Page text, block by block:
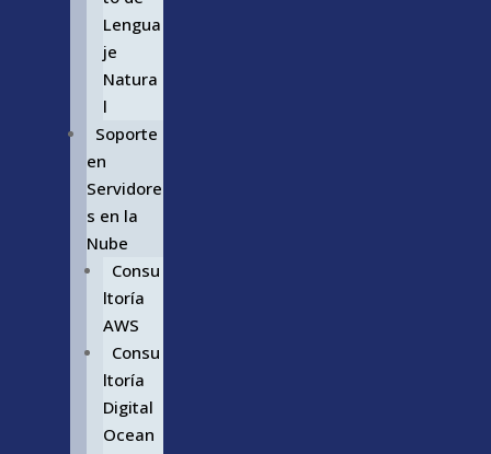
Lengua
je
Natura
l
Soporte
en
Servidore
s en la
Nube
Consu
ltoría
AWS
Consu
ltoría
Digital
Ocean